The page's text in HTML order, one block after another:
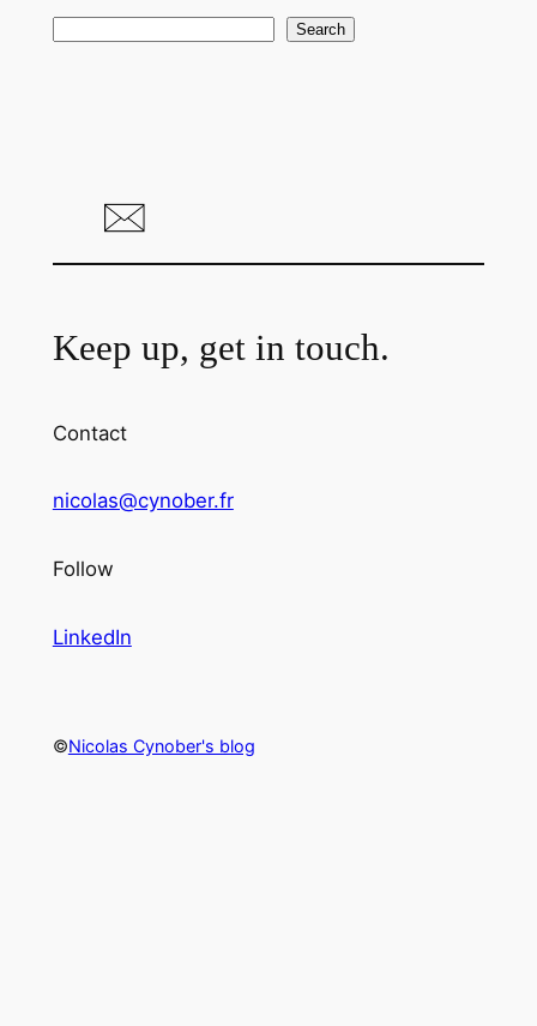
Search
Keep up, get in touch.
Contact
nicolas@cynober.fr
Follow
LinkedIn
©Nicolas Cynober's blog